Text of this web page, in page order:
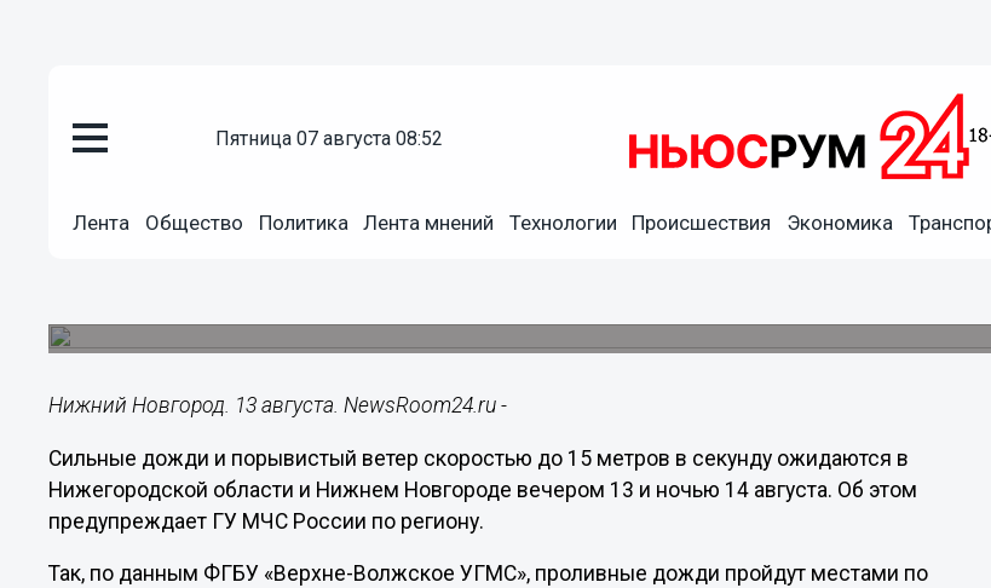
пятница 07 августа 08:52
Лента Общество Политика Лента мнений Технологии Происшествия Экономика
Ливни с сильным ветром ожидаются в Нижегородской
Нижний Новгород. 13 августа. NewsRoom24.ru -
Сильные дожди и порывистый ветер скоростью до 15 метров в секунду ожидаются в
Нижегородской области и Нижнем Новгороде вечером 13 и ночью 14 августа. Об этом
предупреждает ГУ МЧС России по региону.
Так, по данным ФГБУ «Верхне-Волжское УГМС», проливные дожди пройдут местами по